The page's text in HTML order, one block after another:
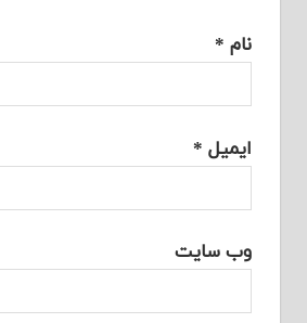
نام *
ایمیل *
وب‌ سایت